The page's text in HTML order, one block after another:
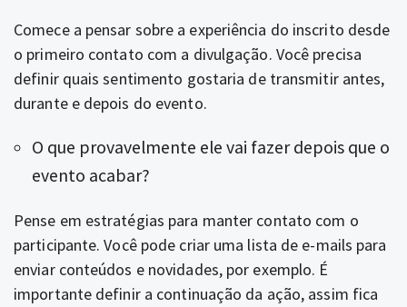
Comece a pensar sobre a experiência do inscrito desde
o primeiro contato com a divulgação. Você precisa
definir quais sentimento gostaria de transmitir antes,
durante e depois do evento.
O que provavelmente ele vai fazer depois que o
evento acabar?
Pense em estratégias para manter contato com o
participante. Você pode criar uma lista de e-mails para
enviar conteúdos e novidades, por exemplo. É
importante definir a continuação da ação, assim fica